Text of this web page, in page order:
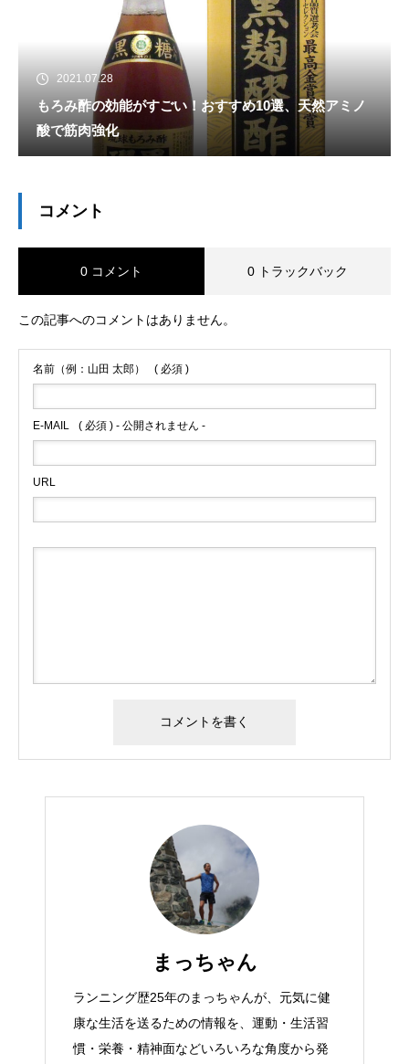
2021.07.28
もろみ酢の効能がすごい！おすすめ10選、天然アミノ
酸で筋肉強化
コメント
0 コメント 0 トラックバック
この記事へのコメントはありません。
名前（例：山田 太郎） ( 必須 )
E-MAIL ( 必須 ) - 公開されません -
URL
まっちゃん
ランニング歴25年のまっちゃんが、元気に健
康な生活を送るための情報を、運動・生活習
慣・栄養・精神面などいろいろな角度から発